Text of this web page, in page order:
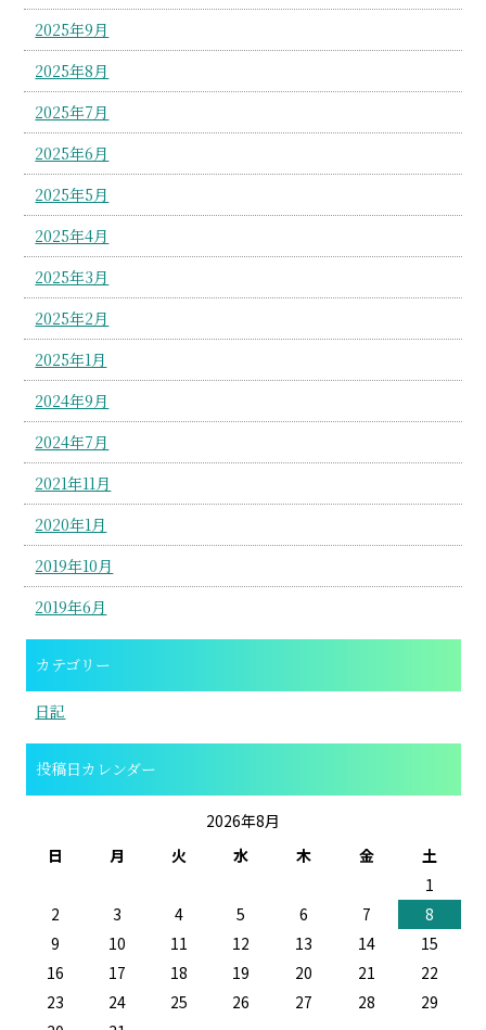
2025年9月
2025年8月
2025年7月
2025年6月
2025年5月
2025年4月
2025年3月
2025年2月
2025年1月
2024年9月
2024年7月
2021年11月
2020年1月
2019年10月
2019年6月
カテゴリー
日記
投稿日カレンダー
2026年8月
日
月 火 水 木 金
土
1
2
3 4 5 6 7
8
9
10 11 12 13 14
15
16
17 18 19 20 21
22
23
24 25 26 27 28
29